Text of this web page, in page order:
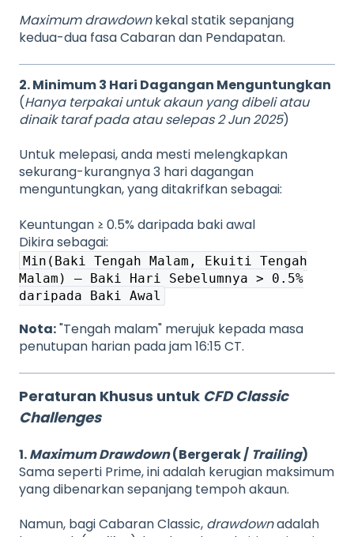
Maximum drawdownkekal statik sepanjang
kedua-dua fasa Cabaran dan Pendapatan.
2. Minimum 3 Hari Dagangan Menguntungkan
(Hanya terpakai untuk akaun yang dibeli atau
dinaik taraf pada atau selepas 2 Jun 2025)
Untuk melepasi, anda mesti melengkapkan
sekurang-kurangnya 3 hari dagangan
menguntungkan, yang ditakrifkan sebagai:
Keuntungan ≥ 0.5% daripada baki awal
Dikira sebagai:
Min(Baki Tengah Malam, Ekuiti Tengah
Malam) – Baki Hari Sebelumnya > 0.5%
daripada Baki Awal
Nota:"Tengah malam" merujuk kepada masa
penutupan harian pada jam 16:15 CT.
Peraturan Khusus untuk CFD Classic
Challenges
1.Maximum Drawdown(Bergerak / Trailing)
Sama seperti Prime, ini adalah kerugian maksimum
yang dibenarkan sepanjang tempoh akaun.
Namun, bagi Cabaran Classic, drawdownadalah